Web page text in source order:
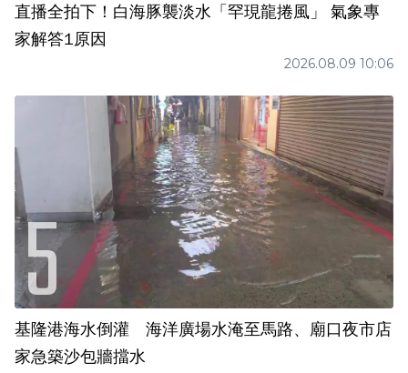
直播全拍下！白海豚襲淡水「罕現龍捲風」 氣象專
家解答1原因
2026.08.09 10:06
基隆港海水倒灌 海洋廣場水淹至馬路、廟口夜市店
家急築沙包牆擋水